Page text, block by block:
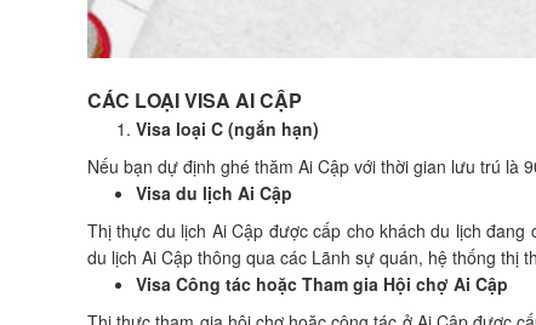
CÁC LOẠI VISA AI CẬP
Visa loại C (ngắn hạn)
Nếu bạn dự định ghé thăm Ai Cập với thời gian lưu trú là
Visa du lịch Ai Cập
Thị thực du lịch Ai Cập được cấp cho khách du lịch
du lịch Ai Cập thông qua các Lãnh sự quán, hệ thống thị
Visa Công tác hoặc Tham gia Hội chợ Ai Cập